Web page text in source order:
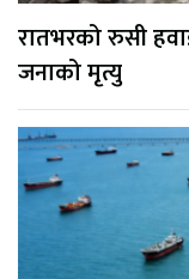
रातभरको रुसी
जनाको मृत्यु